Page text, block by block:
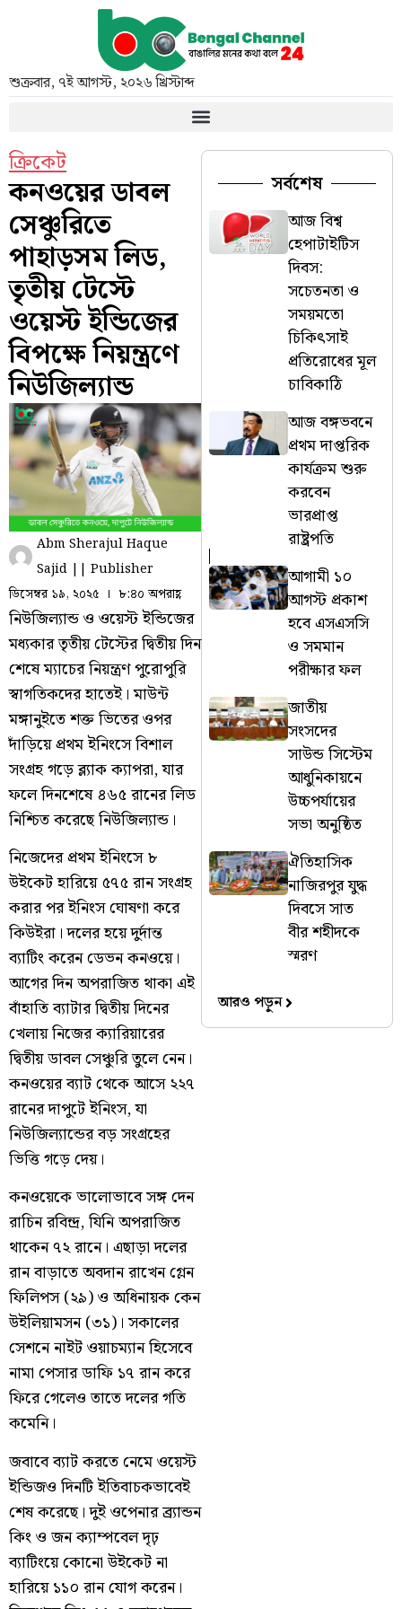
শুক্রবার, ৭ই আগস্ট, ২০২৬ খ্রিস্টাব্দ
ক্রিকেট
কনওয়ের ডাবল
সেঞ্চুরিতে
পাহাড়সম লিড,
তৃতীয় টেস্টে
ওয়েস্ট ইন্ডিজের
বিপক্ষে নিয়ন্ত্রণে
নিউজিল্যান্ড
Abm Sherajul Haque
Sajid || Publisher
ডিসেম্বর ১৯, ২০২৫
৮:৪০ অপরাহ্ণ
নিউজিল্যান্ড ও ওয়েস্ট ইন্ডিজের
মধ্যকার তৃতীয় টেস্টের দ্বিতীয় দিন
শেষে ম্যাচের নিয়ন্ত্রণ পুরোপুরি
স্বাগতিকদের হাতেই। মাউন্ট
মঙ্গানুইতে শক্ত ভিতের ওপর
দাঁড়িয়ে প্রথম ইনিংসে বিশাল
সংগ্রহ গড়ে ব্ল্যাক ক্যাপরা, যার
ফলে দিনশেষে ৪৬৫ রানের লিড
নিশ্চিত করেছে নিউজিল্যান্ড।
নিজেদের প্রথম ইনিংসে ৮
উইকেট হারিয়ে ৫৭৫ রান সংগ্রহ
করার পর ইনিংস ঘোষণা করে
কিউইরা। দলের হয়ে দুর্দান্ত
ব্যাটিং করেন ডেভন কনওয়ে।
আগের দিন অপরাজিত থাকা এই
বাঁহাতি ব্যাটার দ্বিতীয় দিনের
খেলায় নিজের ক্যারিয়ারের
দ্বিতীয় ডাবল সেঞ্চুরি তুলে নেন।
কনওয়ের ব্যাট থেকে আসে ২২৭
রানের দাপুটে ইনিংস, যা
নিউজিল্যান্ডের বড় সংগ্রহের
ভিত্তি গড়ে দেয়।
কনওয়েকে ভালোভাবে সঙ্গ দেন
রাচিন রবিন্দ্র, যিনি অপরাজিত
থাকেন ৭২ রানে। এছাড়া দলের
রান বাড়াতে অবদান রাখেন গ্লেন
ফিলিপস (২৯) ও অধিনায়ক কেন
উইলিয়ামসন (৩১)। সকালের
সেশনে নাইট ওয়াচম্যান হিসেবে
নামা পেসার ডাফি ১৭ রান করে
ফিরে গেলেও তাতে দলের গতি
কমেনি।
জবাবে ব্যাট করতে নেমে ওয়েস্ট
ইন্ডিজও দিনটি ইতিবাচকভাবেই
শেষ করেছে। দুই ওপেনার ব্র্যান্ডন
কিং ও জন ক্যাম্পবেল দৃঢ়
ব্যাটিংয়ে কোনো উইকেট না
হারিয়ে ১১০ রান যোগ করেন।
সর্বশেষ
আজ বিশ্ব
হেপাটাইটিস
দিবস:
সচেতনতা ও
সময়মতো
চিকিৎসাই
প্রতিরোধের মূল
চাবিকাঠি
আজ বঙ্গভবনে
প্রথম দাপ্তরিক
কার্যক্রম শুরু
করবেন
ভারপ্রাপ্ত
রাষ্ট্রপতি
আগামী ১০
আগস্ট প্রকাশ
হবে এসএসসি
ও সমমান
পরীক্ষার ফল
জাতীয়
সংসদের
সাউন্ড সিস্টেম
আধুনিকায়নে
উচ্চপর্যায়ের
সভা অনুষ্ঠিত
ঐতিহাসিক
নাজিরপুর যুদ্ধ
দিবসে সাত
বীর শহীদকে
স্মরণ
আরও পড়ুন